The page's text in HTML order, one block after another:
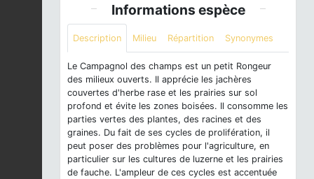
Informations espèce
Description Milieu Répartition Synonymes
Le Campagnol des champs est un petit Rongeur
des milieux ouverts. Il apprécie les jachères
couvertes d'herbe rase et les prairies sur sol
profond et évite les zones boisées. Il consomme les
parties vertes des plantes, des racines et des
graines. Du fait de ses cycles de prolifération, il
peut poser des problèmes pour l'agriculture, en
particulier sur les cultures de luzerne et les prairies
de fauche. L'ampleur de ces cycles est accentuée